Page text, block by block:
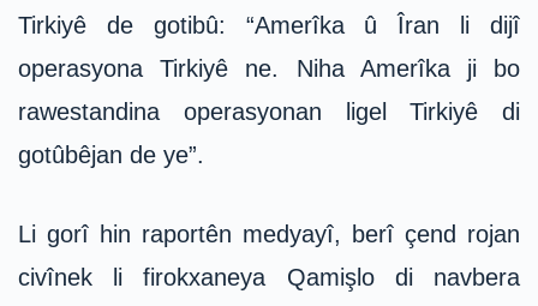
Tirkiyê de gotibû: “Amerîka û Îran li dijî
operasyona Tirkiyê ne. Niha Amerîka ji bo
rawestandina operasyonan ligel Tirkiyê di
gotûbêjan de ye”.
Li gorî hin raportên medyayî, berî çend rojan
civînek li firokxaneya Qamişlo di navbera